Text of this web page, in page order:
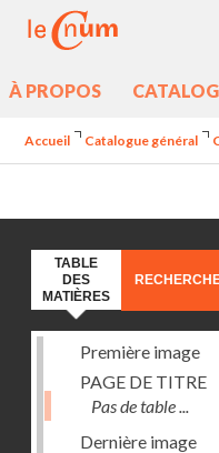
À PROPOS
Accueil Catalogue général
TABLE
DES
MATIÈRES
Première image
PAGE DE TITRE
Pas de table ...
Dernière image